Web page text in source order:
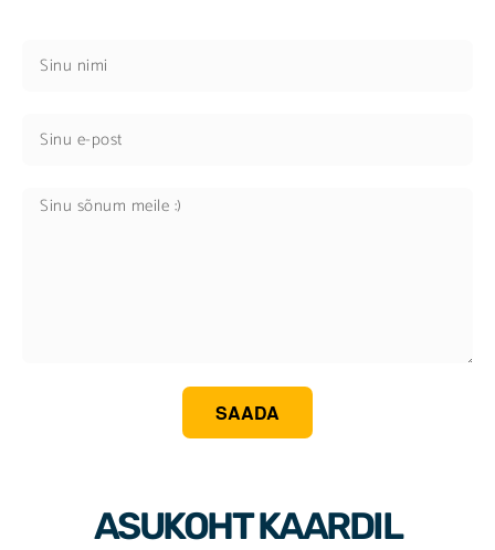
ASUKOHT KAARDIL
SAADA